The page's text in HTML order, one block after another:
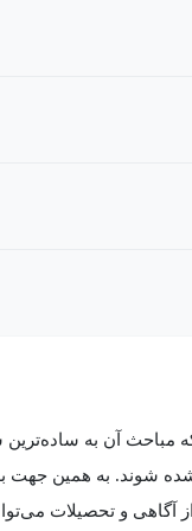
مباحث آن به
شوند. به همین جهت
و تحصیلات